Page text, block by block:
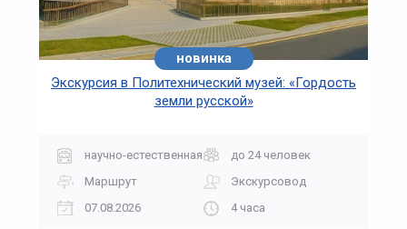
новинка
Экскурсия в Политехнический музей: «Гордость
земли русской»
научно-естественная
до 24 человек
Маршрут
Экскурсовод
07.08.2026
4 часа